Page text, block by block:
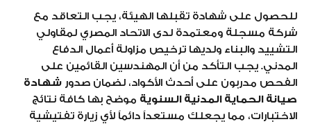
للحصول على شهادة تقبلها الهيئة، يجب التعاقد مع
شركة مسجلة ومعتمدة لدى الاتحاد المصري لمقاولي
التشييد والبناء ولديها ترخيص مزاولة أعمال الدفاع
المدني. يجب التأكد من أن المهندسين القائمين على
الفحص مدربون على أحدث الأكواد، لضمان صدور شهادة
صيانة الحماية المدنية السنوية موضح بها كافة نتائج
الاختبارات، مما يجعلك مستعداً دائماً لأي زيارة تفتيشية